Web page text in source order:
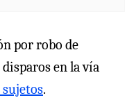
por robo de
en la vía
.